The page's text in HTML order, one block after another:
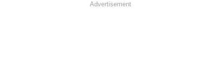
Advertisement